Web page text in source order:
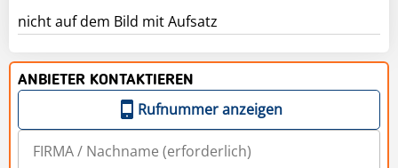
ANBIETER KONTAKTIEREN
Rufnummer anzeigen